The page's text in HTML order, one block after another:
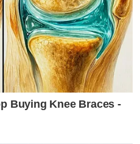
Buying Knee Braces -